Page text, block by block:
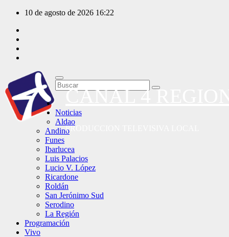
Saltar
contenido
10 de agosto de 2026 16:22
CANAL 4
PRODUCCION TELEVISIVA LOCAL
Noticias
Aldao
Andino
Funes
Ibarlucea
Luis Palacios
Lucio V. López
Ricardone
Roldán
San Jerónimo Sud
Serodino
La Región
Programación
Vivo